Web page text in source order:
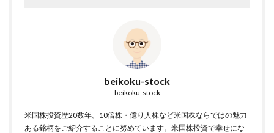
beikoku-stock
beikoku-stock
米国株投資歴20数年。10倍株・億り人株など米国株ならではの魅力
ある銘柄をご紹介することに努めています。米国株投資で幸せにな